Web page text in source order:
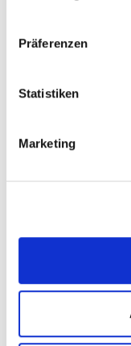
Präferenzen
Statistiken
Marketing
Für die meisten
06 – RISIKEN
Minijob-Grenze
Zuschlag falsch